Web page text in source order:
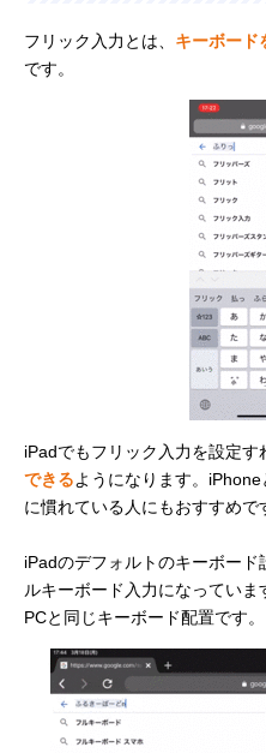
フリック入力とは、 キーボード
です。
iPadでもフリック入力を設定す
できるようになります。
に慣れている人にもおすすめで
iPadのデフォルトのキーボー
ルキーボード入力になっていま
PCと同じキーボード配置です。